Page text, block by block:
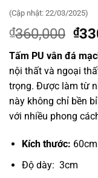
(Cập nhật: 22/03/2025)
₫360,000 Giá
gốc
là:
₫
Tấm PU vân đá
nội thất và ngoại
trọng. Được làm từ
này không chỉ bền
với nhiều phong
Kích thước:
Độ dày: 3cm